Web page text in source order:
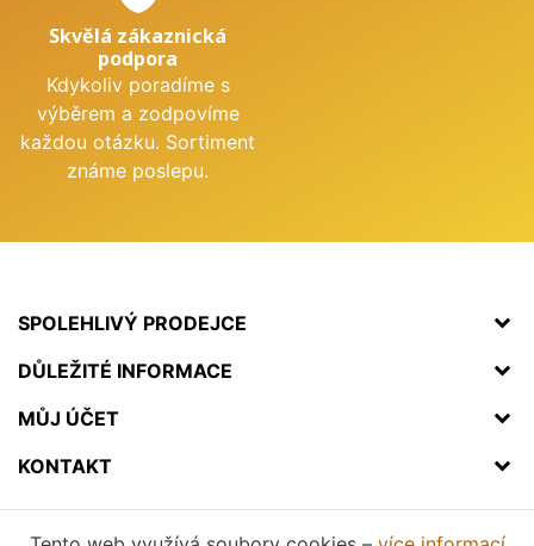
Skvělá zákaznická
podpora
Kdykoliv poradíme s
výběrem a zodpovíme
každou otázku. Sortiment
známe poslepu.
SPOLEHLIVÝ PRODEJCE
DŮLEŽITÉ INFORMACE
MŮJ ÚČET
KONTAKT